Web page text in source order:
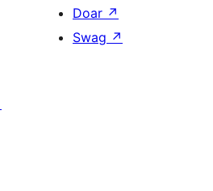
Doar ↗
Swag ↗